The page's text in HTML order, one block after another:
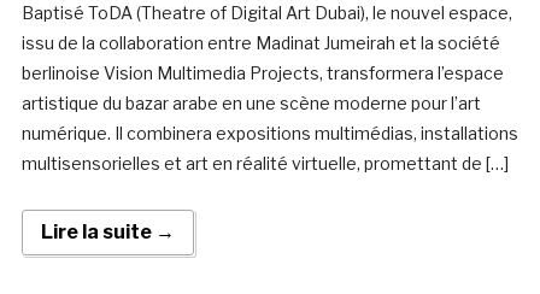
Baptisé ToDA (Theatre of Digital Art Dubai), le nouvel espace,
issu de la collaboration entre Madinat Jumeirah et la société
berlinoise Vision Multimedia Projects, transformera l’espace
artistique du bazar arabe en une scène moderne pour l’art
numérique. Il combinera expositions multimédias, installations
multisensorielles et art en réalité virtuelle, promettant de […]
Lire la suite →